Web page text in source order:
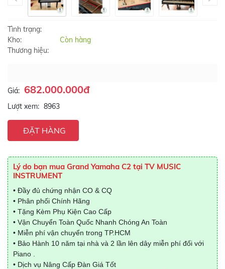
Tình trạng:
Kho:
Còn hàng
Thương hiệu:
Giá: 682.000.000đ
Lượt xem: 8963
ĐẶT HÀNG
Lý do bạn mua Grand Yamaha C2 tại TV MUSIC
INSTRUMENT
• Đầy đủ chứng nhận CO & CQ
• Phân phối Chính Hãng
• Tặng Kèm Phụ Kiện Cao Cấp
• Vận Chuyển Toàn Quốc Nhanh Chóng An Toàn
• Miễn phí vận chuyển trong TP.HCM
• Bảo Hành 10 năm tại nhà và 2 lần lên dây miễn phí đối với
Piano .
• Dịch vụ Nâng Cấp Đàn Giá Tốt